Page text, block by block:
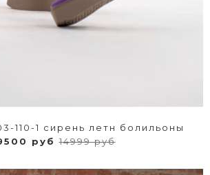
110-1 сирень летн болильоны
руб14999 руб